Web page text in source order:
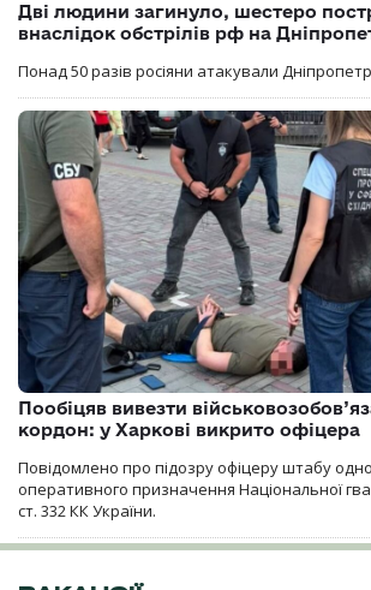
Дві людини загинуло, шестеро
внаслідок обстрілів рф на
Понад 50 разів росіяни атакували
Пообіцяв вивезти
кордон: у Харкові викрито офіцера
Повідомлено про підозру офіцеру штабу
оперативного призначення Національної
ст. 332 КК України.